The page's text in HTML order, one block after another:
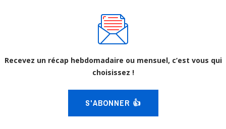
Recevez un récap hebdomadaire ou mensuel, c’est vous qui
choisissez !
S'ABONNER 👍